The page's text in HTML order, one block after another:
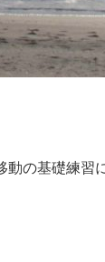
の基礎練習